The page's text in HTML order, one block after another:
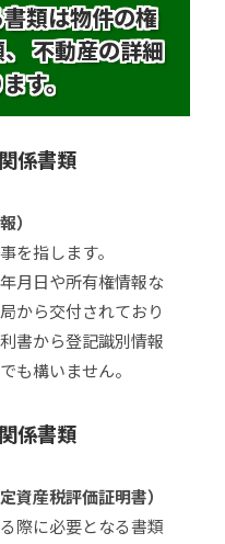
類は物件の権
不動産の詳細
す。
係書類
）
を指します。
月日や所有権情報な
から交付されており
書から登記識別情報
も構いません。
係書類
資産税評価証明書）
際に必要となる書類